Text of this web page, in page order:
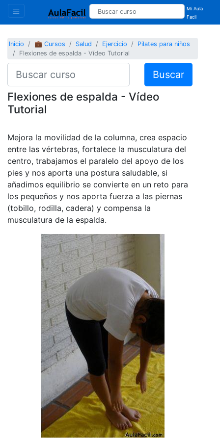
Mi Aula
Facil
Inicio 💼 Cursos Salud Ejercicio
Pilates para niños
Flexiones de espalda - Vídeo Tutorial
Buscar
Flexiones de espalda - Vídeo
Tutorial
Mejora la movilidad de la columna, crea espacio
entre las vértebras, fortalece la musculatura del
centro, trabajamos el paralelo del apoyo de los
pies y nos aporta una postura saludable, si
añadimos equilibrio se convierte en un reto para
los pequeños y nos aporta fuerza a las piernas
(tobillo, rodilla, cadera) y compensa la
musculatura de la espalda.